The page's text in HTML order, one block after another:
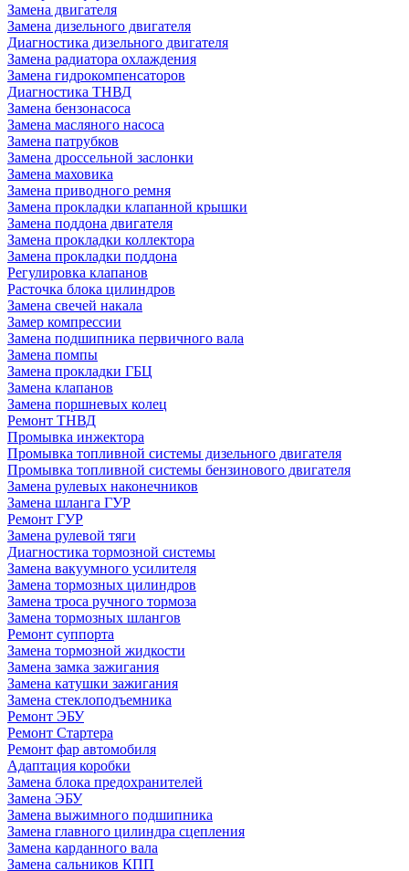
Замена двигателя
Замена дизельного двигателя
Диагностика дизельного двигателя
Замена радиатора охлаждения
Замена гидрокомпенсаторов
Диагностика ТНВД
Замена бензонасоса
Замена масляного насоса
Замена патрубков
Замена дроссельной заслонки
Замена маховика
Замена приводного ремня
Замена прокладки клапанной крышки
Замена поддона двигателя
Замена прокладки коллектора
Замена прокладки поддона
Регулировка клапанов
Расточка блока цилиндров
Замена свечей накала
Замер компрессии
Замена подшипника первичного вала
Замена помпы
Замена прокладки ГБЦ
Замена клапанов
Замена поршневых колец
Ремонт ТНВД
Промывка инжектора
Промывка топливной системы дизельного двигателя
Промывка топливной системы бензинового двигателя
Замена рулевых наконечников
Замена шланга ГУР
Ремонт ГУР
Замена рулевой тяги
Диагностика тормозной системы
Замена вакуумного усилителя
Замена тормозных цилиндров
Замена троса ручного тормоза
Замена тормозных шлангов
Ремонт суппорта
Замена тормозной жидкости
Замена замка зажигания
Замена катушки зажигания
Замена стеклоподъемника
Ремонт ЭБУ
Ремонт Стартера
Ремонт фар автомобиля
Адаптация коробки
Замена блока предохранителей
Замена ЭБУ
Замена выжимного подшипника
Замена главного цилиндра сцепления
Замена карданного вала
Замена сальников КПП